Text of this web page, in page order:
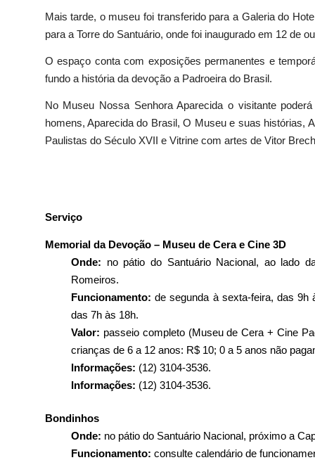
Mais tarde, o museu foi transferido para a Galeria do
para a Torre do Santuário, onde foi inaugurado em 12 de
O espaço conta com exposições permanentes e
fundo a história da devoção a Padroeira do Brasil.
No Museu Nossa Senhora Aparecida o visitante
homens, Aparecida do Brasil, O Museu e suas histórias,
Paulistas do Século XVII e Vitrine com artes de Vitor
Serviço
Memorial da Devoção – Museu de Cera e Cine 3D
Onde: no pátio do Santuário Nacional, ao lado
Romeiros.
Funcionamento:de segunda à sexta-feira, das 9h
das 7h às 18h.
Valor: passeio completo (Museu de Cera + Cine
crianças de 6 a 12 anos: R$ 10; 0 a 5 anos não
Informações: (12) 3104-3536.
Informações: (12) 3104-3536.
Bondinhos
Onde: no pátio do Santuário Nacional, próximo a
Funcionamento:consulte calendário de